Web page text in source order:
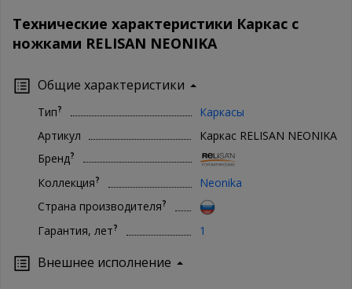
Технические характеристики Каркас с
ножками RELISAN NEONIKA
Общие характеристики
Тип?
Каркасы
Артикул
Каркас RELISAN NEONIKA
Бренд?
Коллекция?
Neonika
Страна производителя?
Гарантия, лет? 1
Внешнее исполнение